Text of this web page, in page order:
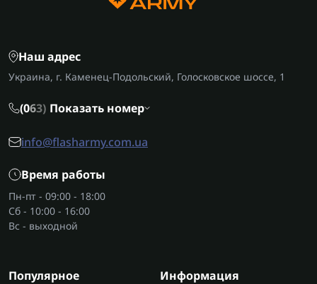
Наш адрес
Украина, г. Каменец-Подольский, Голосковское шоссе, 1
(063) Показать номер
info@flasharmy.com.ua
Время работы
Пн-пт - 09:00 - 18:00
Сб - 10:00 - 16:00
Вс - выходной
Популярное Информация